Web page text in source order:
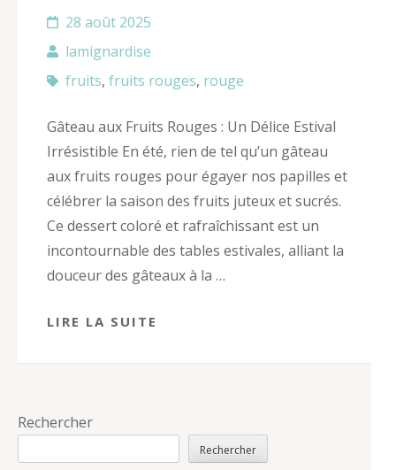
28 août 2025
lamignardise
fruits, fruits rouges, rouge
Gâteau aux Fruits Rouges : Un Délice Estival
Irrésistible En été, rien de tel qu’un gâteau
aux fruits rouges pour égayer nos papilles et
célébrer la saison des fruits juteux et sucrés.
Ce dessert coloré et rafraîchissant est un
incontournable des tables estivales, alliant la
douceur des gâteaux à la …
LIRE LA SUITE
Rechercher
Rechercher